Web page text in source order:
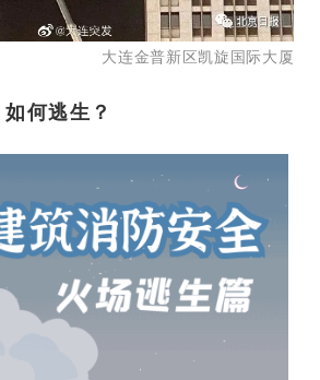
新区凯旋国际大厦
何逃生？